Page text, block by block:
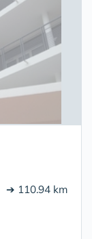
➔ 110.94 km